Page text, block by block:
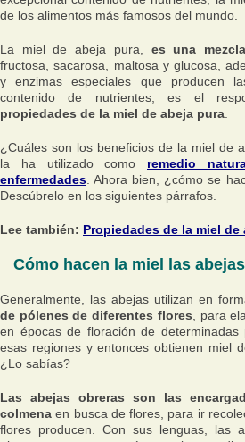
de los alimentos más famosos del mundo.
La miel de abeja pura, es una
fructosa, sacarosa, maltosa y glucosa,
y enzimas especiales que producen
contenido de nutrientes, es el
propiedades de la miel de abeja pura
¿Cuáles son los beneficios de la miel de
la ha utilizado como remedio
enfermedades . Ahora bien, ¿cómo se
Descúbrelo en los siguientes párrafos.
Lee también: Propiedades de la miel de
Cómo hacen la miel las abejas
Generalmente, las abejas utilizan en
de pólenes de diferentes flores , para
en épocas de floración de determinadas
esas regiones y entonces obtienen miel
¿Lo sabías?
Las abejas obreras son las
colmena en busca de flores, para ir
flores producen. Con sus lenguas, las